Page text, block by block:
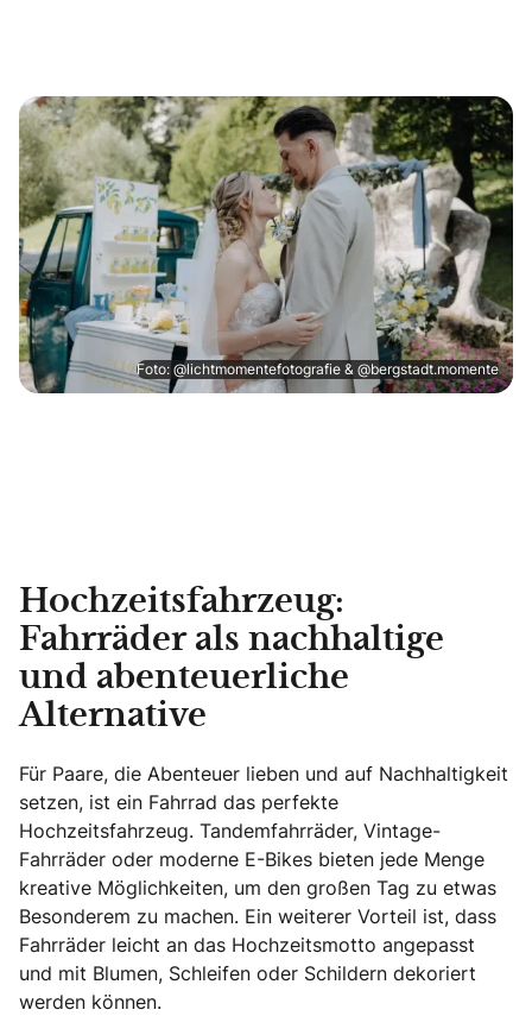
Foto: @lichtmomentefotografie & @bergstadt.momente
Hochzeitsfahrzeug:
Fahrräder als nachhaltige
und abenteuerliche
Alternative
Für Paare, die Abenteuer lieben und auf Nachhaltigkeit
setzen, ist ein Fahrrad das perfekte
Hochzeitsfahrzeug. Tandemfahrräder, Vintage-
Fahrräder oder moderne E-Bikes bieten jede Menge
kreative Möglichkeiten, um den großen Tag zu etwas
Besonderem zu machen. Ein weiterer Vorteil ist, dass
Fahrräder leicht an das Hochzeitsmotto angepasst
und mit Blumen, Schleifen oder Schildern dekoriert
werden können.